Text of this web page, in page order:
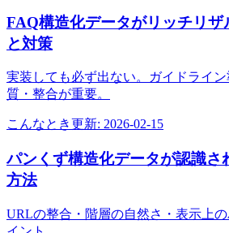
FAQ構造化データがリッチリザ
と対策
実装しても必ず出ない。ガイドライ
質・整合が重要。
こんなとき更新: 2026-02-15
パンくず構造化データが認識さ
方法
URLの整合・階層の自然さ・表示上